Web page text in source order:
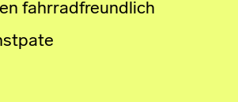
fahrradfreundlich